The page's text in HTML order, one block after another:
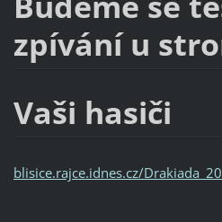
zpívání u
Vaši hasiči
blisice.rajce.idnes.cz/